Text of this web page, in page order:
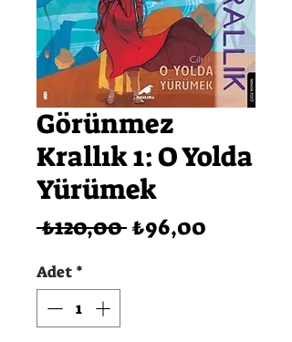
Görünmez
Krallık 1: O Yolda
Yürümek
₺120,00 Normal
₺96,00
Adet *